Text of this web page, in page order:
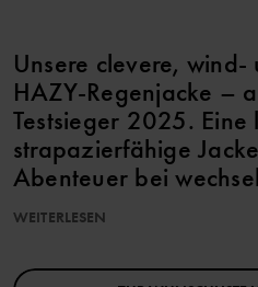
Unsere clevere, wind-
HAZY-Regenjacke –
Testsieger 2025.
strapazierfähige
Abenteuer bei
WEITERLESEN